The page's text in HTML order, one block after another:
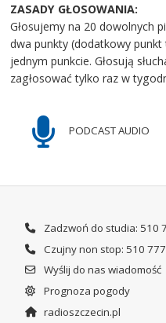
ZASADY GŁOSOWANIA:
Głosujemy na 20 dowolnych
dwa punkty (dodatkowy
jednym punkcie. Głosują
zagłosować tylko raz w
PODCAST AUDIO
Zadzwoń do studia: 510
Czujny non stop: 510
Wyślij do nas wiadomość
Prognoza pogody
radioszczecin.pl